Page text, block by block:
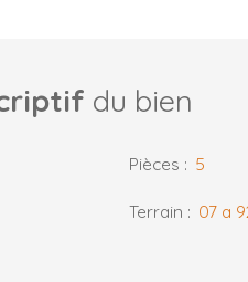
du bien
Pièces : 5
Terrain : 07 a